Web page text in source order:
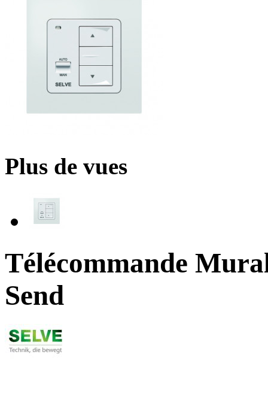
Plus de vues
Télécommande
Send